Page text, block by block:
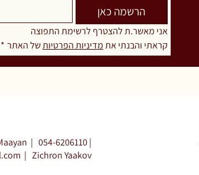
הרשמה כאן
אני מאשר.ת להצטרף לרשימת התפוצה
קראתי והבנתי את מדיניות הפרטיות של האתר *
|054-6206110 |
| Zichron Yaakov